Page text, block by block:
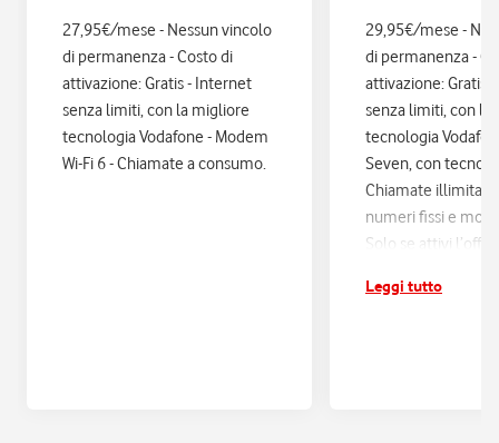
27,95€/mese - Nessun vincolo
di permanenza - Costo di
attivazione: Gratis - Internet
senza limiti, con la migliore
tecnologia Vodafone - Modem
Wi-Fi 6 - Chiamate a consumo.
29,95€/mese -
di permanenza -
attivazione: Gratis.
senza limiti, con la
tecnologia
Seven, con
Chiamate illimitate
numeri fissi e
Solo se attivi
sconti ed
Leggi tutto